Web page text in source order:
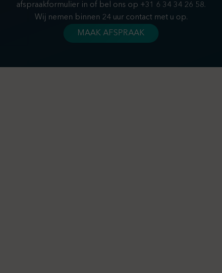
afspraakformulier in of bel ons op +31 6 34 34 26 58.
Wij nemen binnen 24 uur contact met u op.
MAAK AFSPRAAK